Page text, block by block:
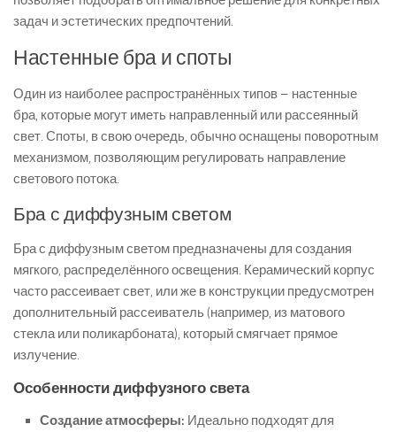
задач и эстетических предпочтений.
Настенные бра и споты
Один из наиболее распространённых типов – настенные
бра, которые могут иметь направленный или рассеянный
свет. Споты, в свою очередь, обычно оснащены поворотным
механизмом, позволяющим регулировать направление
светового потока.
Бра с диффузным светом
Бра с диффузным светом предназначены для создания
мягкого, распределённого освещения. Керамический корпус
часто рассеивает свет, или же в конструкции предусмотрен
дополнительный рассеиватель (например, из матового
стекла или поликарбоната), который смягчает прямое
излучение.
Особенности диффузного света
Создание атмосферы: Идеально подходят для